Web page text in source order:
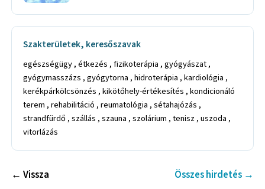
Szakterületek, keresőszavak
egészségügy , étkezés , fizikoterápia , gyógyászat ,
gyógymasszázs , gyógytorna , hidroterápia , kardiológia ,
kerékpárkölcsönzés , kikötőhely-értékesítés , kondicionáló
terem , rehabilitáció , reumatológia , sétahajózás ,
strandfürdő , szállás , szauna , szolárium , tenisz , uszoda ,
vitorlázás
← Vissza Összes hirdetés →